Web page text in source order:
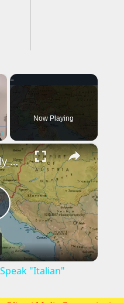
×
Fullscreen
Now Playing
×
Why 45% of Italy Doesn't Speak "Italian"
"Italian"